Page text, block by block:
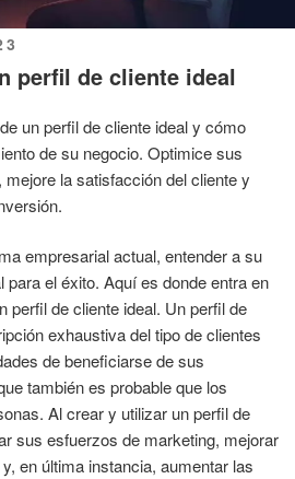
perfil de cliente ideal
un perfil de cliente ideal y cómo
de su negocio. Optimice sus
la satisfacción del cliente y
empresarial actual, entender a su
el éxito. Aquí es donde entra en
perfil de cliente ideal. Un perfil de
exhaustiva del tipo de clientes
de beneficiarse de sus
también es probable que los
Al crear y utilizar un perfil de
sus esfuerzos de marketing, mejorar
en última instancia, aumentar las